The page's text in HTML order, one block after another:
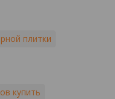
плитки
купить